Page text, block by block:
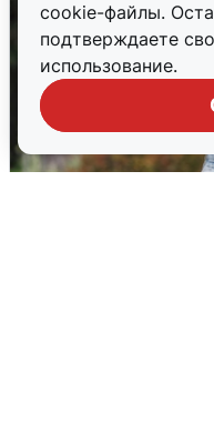
cookie-файлы.
подтверждаете
использование.